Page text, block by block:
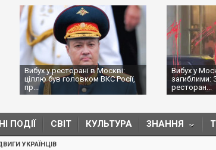
Вибух у ресторані в Москві:
ціллю був головком ВКС Росії,
пр...
Вибух у
загиблими:
ресторан...
ПОДІЇ СВІТ КУЛЬТУРА ЗНАННЯ
УКРАЇНЦІВ